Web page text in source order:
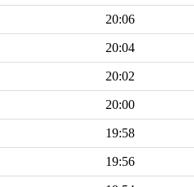
20:06
20:04
20:02
20:00
19:58
19:56